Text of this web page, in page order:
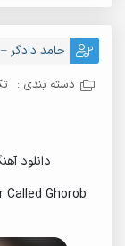
حامد
دسته بندی :
دانلود
Called Ghorob